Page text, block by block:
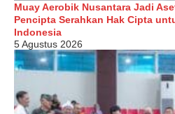
Muay Aerobik Nusantara Jadi
Pencipta Serahkan Hak Cipta
Indonesia
5 Agustus 2026